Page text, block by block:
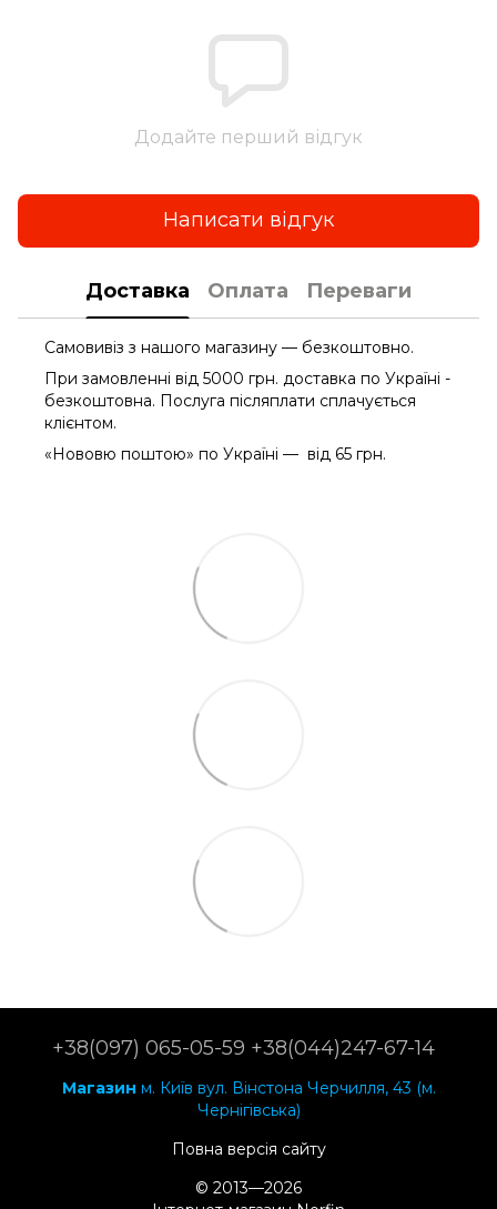
Додайте перший відгук
Написати відгук
Доставка Оплата Переваги
Самовивіз з нашого магазину — безкоштовно.
При замовленні від 5000 грн. доставка по Україні -
безкоштовна. Послуга післяплати сплачується
клієнтом.
«Нововю поштою» по Україні — від 65 грн.
+38(097) 065-05-59 +38(044)247-67-14
Магазин м. Київ вул. Вінстона Черчилля, 43 (м.
Чернігівська)
Повна версія сайту
© 2013—2026